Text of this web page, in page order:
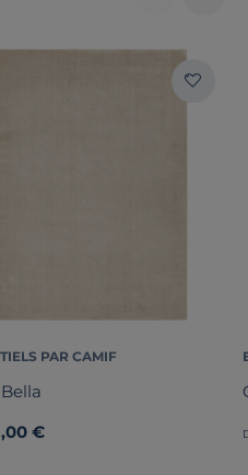
PAR CAMIF
€